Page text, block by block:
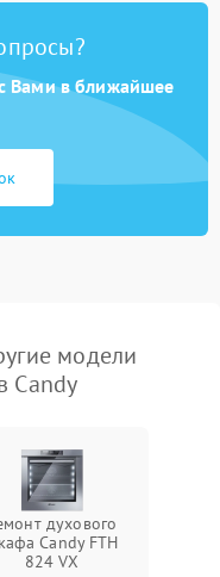
Вами в ближайшее
модели
Candy
духового
Candy FTH
824 VX